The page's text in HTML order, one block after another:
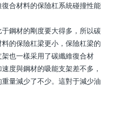
合材料的保險杠系統碰撞性能
鋼材的剛度要大得多，所以碳
的保險杠梁更小，保險杠梁的
也一樣采用了碳纖維復合材
度與鋼材的吸能支架差不多，
量減少了不少。這對于減少油